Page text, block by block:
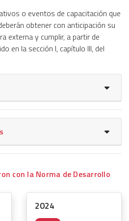
o eventos de capacitación que
obtener con anticipación su
externa y cumplir, a partir de
en la sección I, capítulo III, del
con la Norma de Desarrollo
2024